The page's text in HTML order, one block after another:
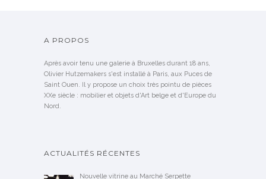
A PROPOS
Après avoir tenu une galerie à Bruxelles durant 18 ans,
Olivier Hutzemakers s'est installé à Paris, aux Puces de
Saint Ouen. Il y propose un choix très pointu de pièces
XXe siècle : mobilier et objets d'Art belge et d'Europe du
Nord.
ACTUALITÉS RÉCENTES
Nouvelle vitrine au Marché Serpette